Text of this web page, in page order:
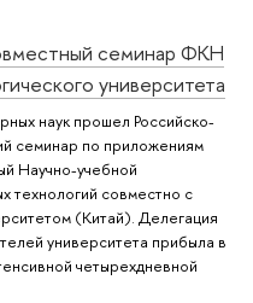
семинар ФКН
университета
наук прошел Российско-
семинар по приложениям
Научно-учебной
технологий совместно с
(Китай). Делегация
университета прибыла в
четырехдневной